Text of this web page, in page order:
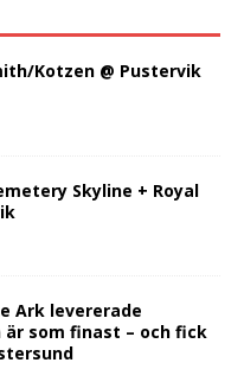
Kotzen @ Pustervik
Skyline + Royal
Ark levererade
är som finast – och fick